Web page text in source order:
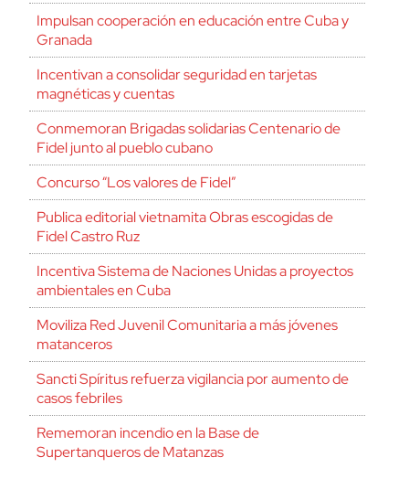
Impulsan cooperación en educación entre Cuba y
Granada
Incentivan a consolidar seguridad en tarjetas
magnéticas y cuentas
Conmemoran Brigadas solidarias Centenario de
Fidel junto al pueblo cubano
Concurso “Los valores de Fidel”
Publica editorial vietnamita Obras escogidas de
Fidel Castro Ruz
Incentiva Sistema de Naciones Unidas a proyectos
ambientales en Cuba
Moviliza Red Juvenil Comunitaria a más jóvenes
matanceros
Sancti Spíritus refuerza vigilancia por aumento de
casos febriles
Rememoran incendio en la Base de
Supertanqueros de Matanzas